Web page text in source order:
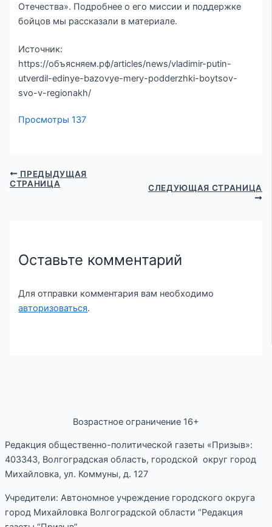
Отечества». Подробнее о его миссии и поддержке
бойцов мы рассказали в материале.
Источник:
https://объясняем.рф/articles/news/vladimir-putin-
utverdil-edinye-bazovye-mery-podderzhki-boytsov-
svo-v-regionakh/
Просмотры 137
ПРЕДЫДУЩАЯ
СТРАНИЦА
СЛЕДУЮЩАЯ СТРАНИЦА
Оставьте комментарий
Для отправки комментария вам необходимо
авторизоваться.
Возрастное ограничение 16+
Редакция общественно-политической газеты «Призыв»:
403343, Волгоградская область, городской округ город
Михайловка, ул. Коммуны, д. 127
Учредители: Автономное учреждение городского округа
город Михайловка Волгоградской области “Редакция